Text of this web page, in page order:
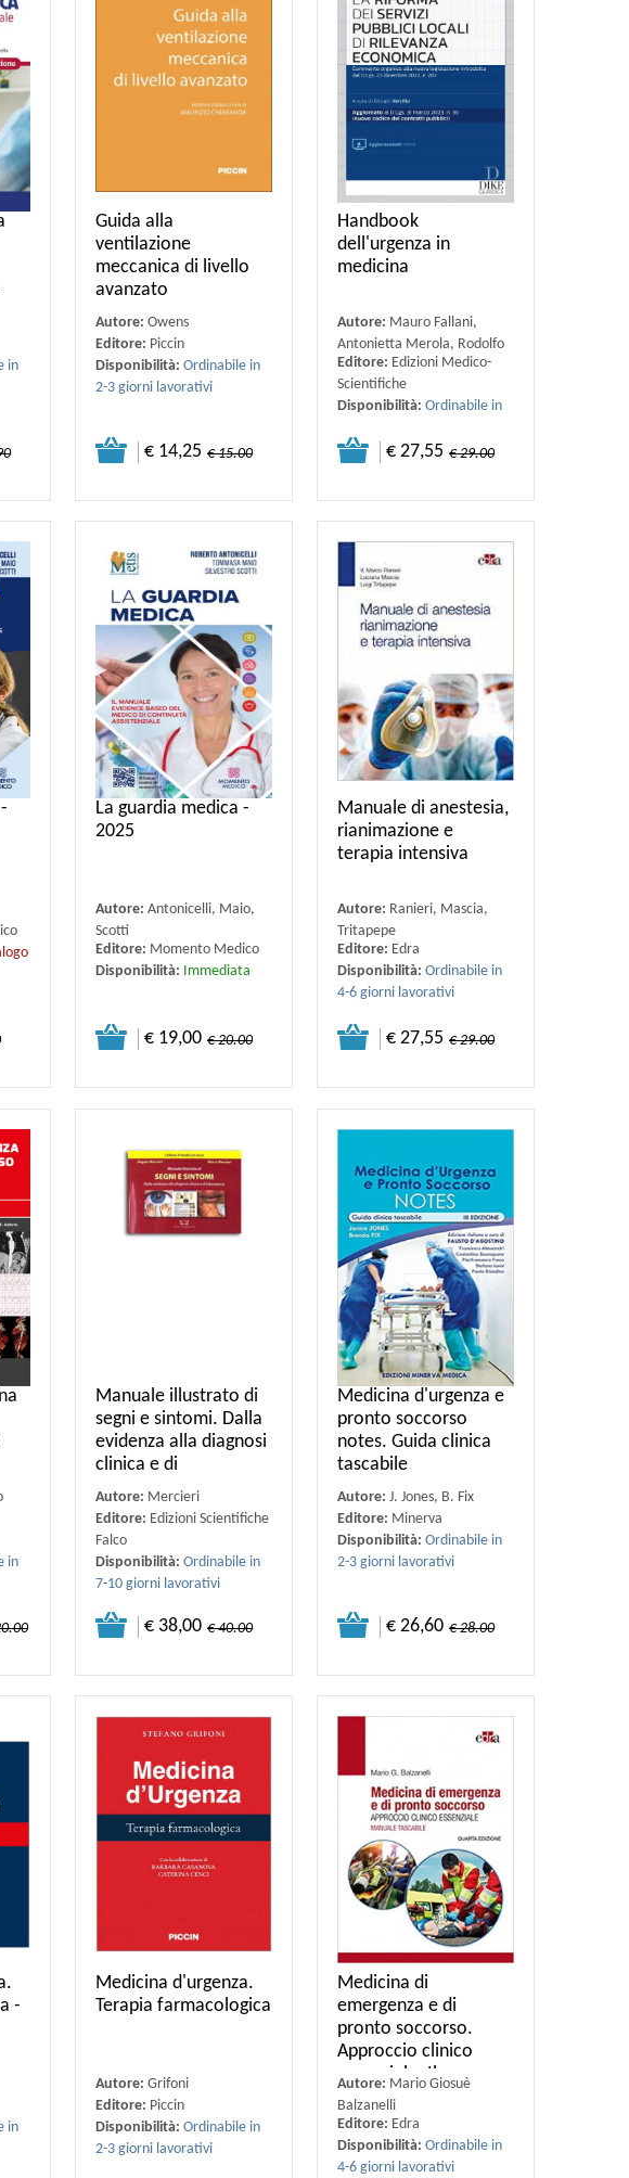
in
Guida alla
ventilazione
meccanica di livello
avanzato
Autore:Owens
Editore: Piccin
Disponibilità:Ordinabile in
2-3 giorni lavorativi
€ 14,25 € 15.00
Handbook
dell'urgenza in
medicina
Autore: Mauro Fallani,
Antonietta Merola, Rodolfo
Ferrari
Editore: Edizioni Medico-
Scientifiche
Disponibilità:Ordinabile in
€ 27,55 € 29.00
La guardia medica -
2025
Autore:Antonicelli, Maio,
Scotti
Editore: Momento Medico
Disponibilità: Immediata
€ 19,00 € 20.00
Manuale di anestesia,
rianimazione e
terapia intensiva
Autore: Ranieri, Mascia,
Tritapepe
Editore: Edra
Disponibilità:Ordinabile in
4-6 giorni lavorativi
€ 27,55 € 29.00
in
Manuale illustrato di
segni e sintomi. Dalla
evidenza alla diagnosi
clinica e di
Autore: Mercieri
Editore: Edizioni Scientifiche
Falco
Disponibilità:Ordinabile in
7-10 giorni lavorativi
€ 38,00 € 40.00
Medicina d'urgenza e
pronto soccorso
notes. Guida clinica
tascabile
Autore:J. Jones, B. Fix
Editore: Minerva
Disponibilità:Ordinabile in
2-3 giorni lavorativi
€ 26,60 € 28.00
-
in
Medicina d'urgenza.
Terapia farmacologica
Autore:Grifoni
Editore: Piccin
Disponibilità:Ordinabile in
2-3 giorni lavorativi
Medicina di
emergenza e di
pronto soccorso.
Approccio clinico
essenziale. Il
Autore: Mario Giosuè
Balzanelli
Editore: Edra
Disponibilità:Ordinabile in
4-6 giorni lavorativi